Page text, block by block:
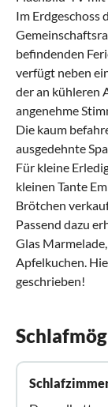
Im Erdgeschoss
befindenden
verfügt neben
der an kühleren
angenehme
Die kaum
ausgedehnte
Für kleine
kleinen Tante
Brötchen
Passend dazu
Glas
Apfelkuchen.
geschrieben!